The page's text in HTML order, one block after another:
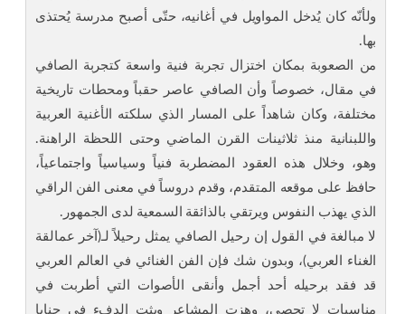
ولأنّه كان يُدخل المواويل في أغانيه، حتّى أصبح مدرسة يُحتذى
بها.
من الصعوبة بمكان اختزال تجربة فنية واسعة كتجربة الصافي
في مقال، خصوصاً وأن الصافي عاصر حقباً ومحطات تاريخية
مختلفة، وكان شاهداً على المسار الذي سلكته الأغنية العربية
واللبنانية منذ ثلاثينات القرن الماضي وحتى اللحظة الراهنة.
وهو، وخلال هذه العقود المضطربة فنياً وسياسياً واجتماعياً،
حافظ على موقعه المتقدم، وقدم دروساً في معنى الفن الراقي
الذي يهذب النفوس ويرتقي بالذائقة السمعية لدى الجمهور.
لا مبالغة في القول إن رحيل الصافي يمثل رحيلاً لـ(آخر عمالقة
الغناء العربي)، وبدون شك فإن الفن الغنائي في العالم العربي
قد فقد برحيله أحد أجمل وأنقى الأصوات التي أطربت في
مناسبات لا تحصى، وهزت المشاعر وبثت الدفء في حنايا